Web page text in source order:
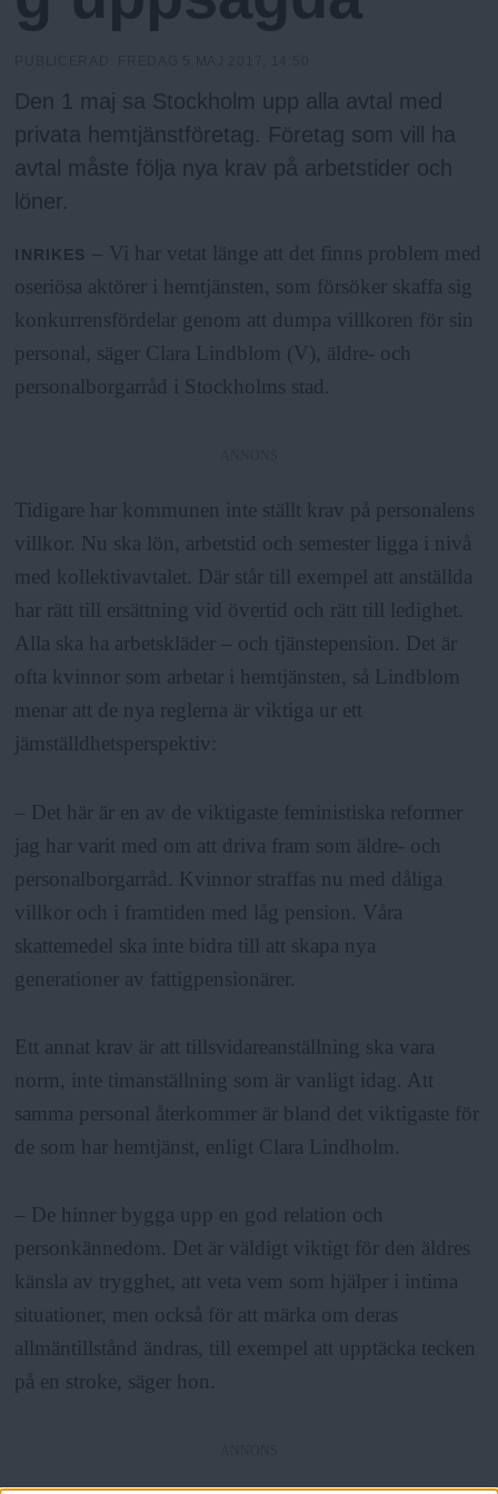
h
o
l
m
s
F
r
a
n
Den 1 maj sa Stockholm upp alla avtal med
privata hemtjänstföretag. Företag som vill ha
avtal måste följa nya krav på arbetstider och
löner.
INRIKES – Vi har vetat länge att det finns problem med
oseriösa aktörer i hemtjänsten, som försöker skaffa sig
konkurrensfördelar genom att dumpa villkoren för sin
personal, säger Clara Lindblom (V), äldre- och
personalborgarråd i Stockholms stad.
Tidigare har kommunen inte ställt krav på personalens
villkor. Nu ska lön, arbetstid och semester ligga i nivå
med kollektivavtalet. Där står till exempel att anställda
har rätt till ersättning vid övertid och rätt till ledighet.
Alla ska ha arbetskläder – och tjänstepension. Det är
ofta kvinnor som arbetar i hemtjänsten, så Lindblom
menar att de nya reglerna är viktiga ur ett
jämställdhetsperspektiv:
– Det här är en av de viktigaste feministiska reformer
jag har varit med om att driva fram som äldre- och
personalborgarråd. Kvinnor straffas nu med dåliga
villkor och i framtiden med låg pension. Våra
skattemedel ska inte bidra till att skapa nya
generationer av fattigpensionärer.
Ett annat krav är att tillsvidareanställning ska vara
norm, inte timanställning som är vanligt idag. Att
samma personal återkommer är bland det viktigaste för
de som har hemtjänst, enligt Clara Lindholm.
– De hinner bygga upp en god relation och
personkännedom. Det är väldigt viktigt för den äldres
känsla av trygghet, att veta vem som hjälper i intima
situationer, men också för att märka om deras
allmäntillstånd ändras, till exempel att upptäcka tecken
på en stroke, säger hon.